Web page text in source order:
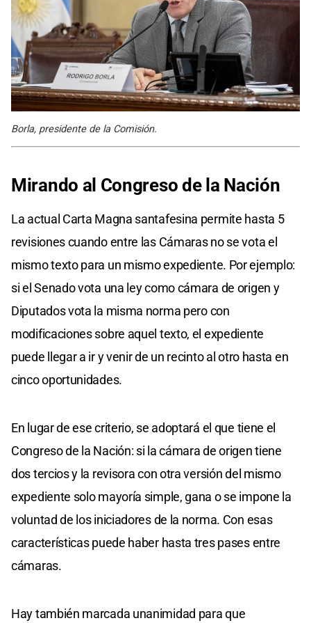
Borla, presidente de la Comisión.
Mirando al Congreso de la Nación
La actual Carta Magna santafesina permite hasta 5
revisiones cuando entre las Cámaras no se vota el
mismo texto para un mismo expediente. Por ejemplo:
si el Senado vota una ley como cámara de origen y
Diputados vota la misma norma pero con
modificaciones sobre aquel texto, el expediente
puede llegar a ir y venir de un recinto al otro hasta en
cinco oportunidades.
En lugar de ese criterio, se adoptará el que tiene el
Congreso de la Nación: si la cámara de origen tiene
dos tercios y la revisora con otra versión del mismo
expediente solo mayoría simple, gana o se impone la
voluntad de los iniciadores de la norma. Con esas
características puede haber hasta tres pases entre
cámaras.
Hay también marcada unanimidad para que